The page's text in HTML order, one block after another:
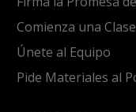
Comienza una
Únete al Equipo
Pide Materiales al